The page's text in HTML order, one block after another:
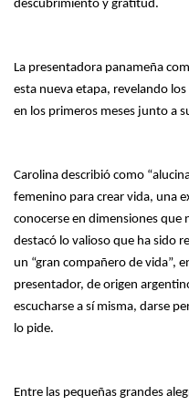
descubrimiento y gratitud.
La presentadora panameña
esta nueva etapa, revelando
en los primeros meses junto a
Carolina describió como
femenino para crear vida, una
conocerse en dimensiones que
destacó lo valioso que ha sido
un “gran compañero de vida”,
presentador, de origen
escucharse a sí misma, darse
lo pide.
Entre las pequeñas grandes